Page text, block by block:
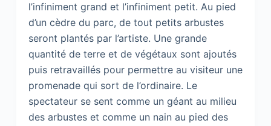
l’infiniment grand et l’infiniment petit. Au pied
d’un cèdre du parc, de tout petits arbustes
seront plantés par l’artiste. Une grande
quantité de terre et de végétaux sont ajoutés
puis retravaillés pour permettre au visiteur une
promenade qui sort de l’ordinaire. Le
spectateur se sent comme un géant au milieu
des arbustes et comme un nain au pied des